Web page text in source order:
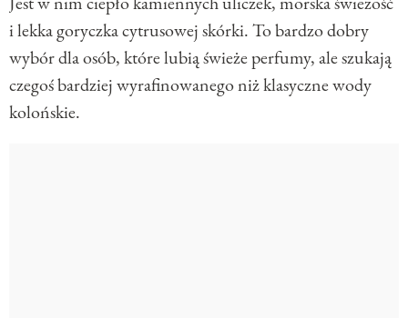
i lekka goryczka cytrusowej skórki. To bardzo dobry
wybór dla osób, które lubią świeże perfumy, ale szukają
czegoś bardziej wyrafinowanego niż klasyczne wody
kolońskie.